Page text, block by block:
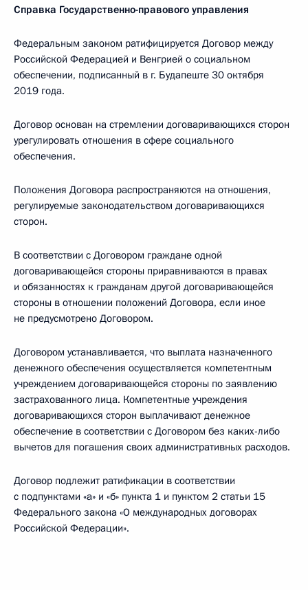
Справка Государственно-правового управления
Федеральным законом ратифицируется Договор между
Российской Федерацией и Венгрией о социальном
обеспечении, подписанный в г. Будапеште 30 октября
2019 года.
Договор основан на стремлении договаривающихся сторон
урегулировать отношения в сфере социального
обеспечения.
Положения Договора распространяются на отношения,
регулируемые законодательством договаривающихся
сторон.
В соответствии с Договором граждане одной
договаривающейся стороны приравниваются в правах
и обязанностях к гражданам другой договаривающейся
стороны в отношении положений Договора, если иное
не предусмотрено Договором.
Договором устанавливается, что выплата назначенного
денежного обеспечения осуществляется компетентным
учреждением договаривающейся стороны по заявлению
застрахованного лица. Компетентные учреждения
договаривающихся сторон выплачивают денежное
обеспечение в соответствии с Договором без каких-либо
вычетов для погашения своих административных расходов.
Договор подлежит ратификации в соответствии
с подпунктами «а» и «б» пункта 1 и пунктом 2 статьи 15
Федерального закона «О международных договорах
Российской Федерации».